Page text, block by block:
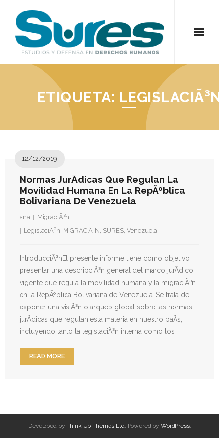
content
¿Quiénes somos?
- Derechos humanos, Democracia y ParticipaciÃ³n
Popular
- Derechos Humanos, DiÃ¡logo y Paz
Fines PolÃ­ticos
- Derechos humanos y medidas coercitivas unilaterales
- Inusual & Extraordinaria
- BoletÃ­n Ida y vuelta
Contacto
ETIQUETA:
Normas JurÃ­dicas Que Regulan La
Movilidad Humana En La RepÃºblica
Bolivariana De Venezuela
12/12/2019
ana
MigraciÃ³n
LegislaciÃ³n, MIGRACIÃ“N, SURES, Venezuela
IntroducciÃ³nEl presente informe tiene como objetivo
presentar una descripciÃ³n general del marco jurÃ­dico
vigente que regula la movilidad humana y la migraciÃ³n
en la RepÃºblica Bolivariana de Venezuela. Se trata de
exponer una visiÃ³n o arqueo global sobre las normas
jurÃ­dicas que regulan esta materia en nuestro paÃ­s,
incluyendo tanto la legislaciÃ³n interna como los…
READ MORE
Developed by Think Up Themes Ltd. Powered by WordPress.